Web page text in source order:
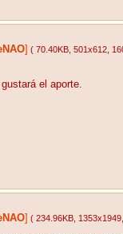
] ( 70.40KB , 501x612 ,
el aporte.
] ( 234.96KB , 1353x1949